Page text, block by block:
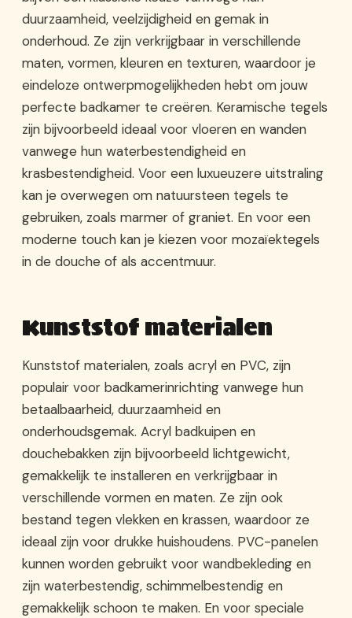
duurzaamheid, veelzijdigheid en gemak in
onderhoud. Ze zijn verkrijgbaar in verschillende
maten, vormen, kleuren en texturen, waardoor je
eindeloze ontwerpmogelijkheden hebt om jouw
perfecte badkamer te creëren. Keramische tegels
zijn bijvoorbeeld ideaal voor vloeren en wanden
vanwege hun waterbestendigheid en
krasbestendigheid. Voor een luxueuzere uitstraling
kan je overwegen om natuursteen tegels te
gebruiken, zoals marmer of graniet. En voor een
moderne touch kan je kiezen voor mozaïektegels
in de douche of als accentmuur.
Kunststof materialen
Kunststof materialen, zoals acryl en PVC, zijn
populair voor badkamerinrichting vanwege hun
betaalbaarheid, duurzaamheid en
onderhoudsgemak. Acryl badkuipen en
douchebakken zijn bijvoorbeeld lichtgewicht,
gemakkelijk te installeren en verkrijgbaar in
verschillende vormen en maten. Ze zijn ook
bestand tegen vlekken en krassen, waardoor ze
ideaal zijn voor drukke huishoudens. PVC-panelen
kunnen worden gebruikt voor wandbekleding en
zijn waterbestendig, schimmelbestendig en
gemakkelijk schoon te maken. En voor speciale